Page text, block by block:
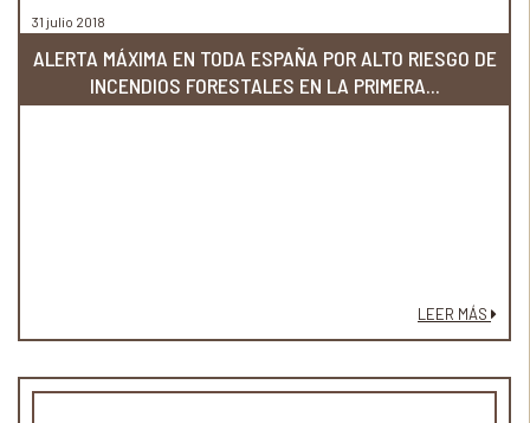
31 julio 2018
ALERTA MÁXIMA EN TODA ESPAÑA POR ALTO RIESGO DE
INCENDIOS FORESTALES EN LA PRIMERA...
LEER MÁS